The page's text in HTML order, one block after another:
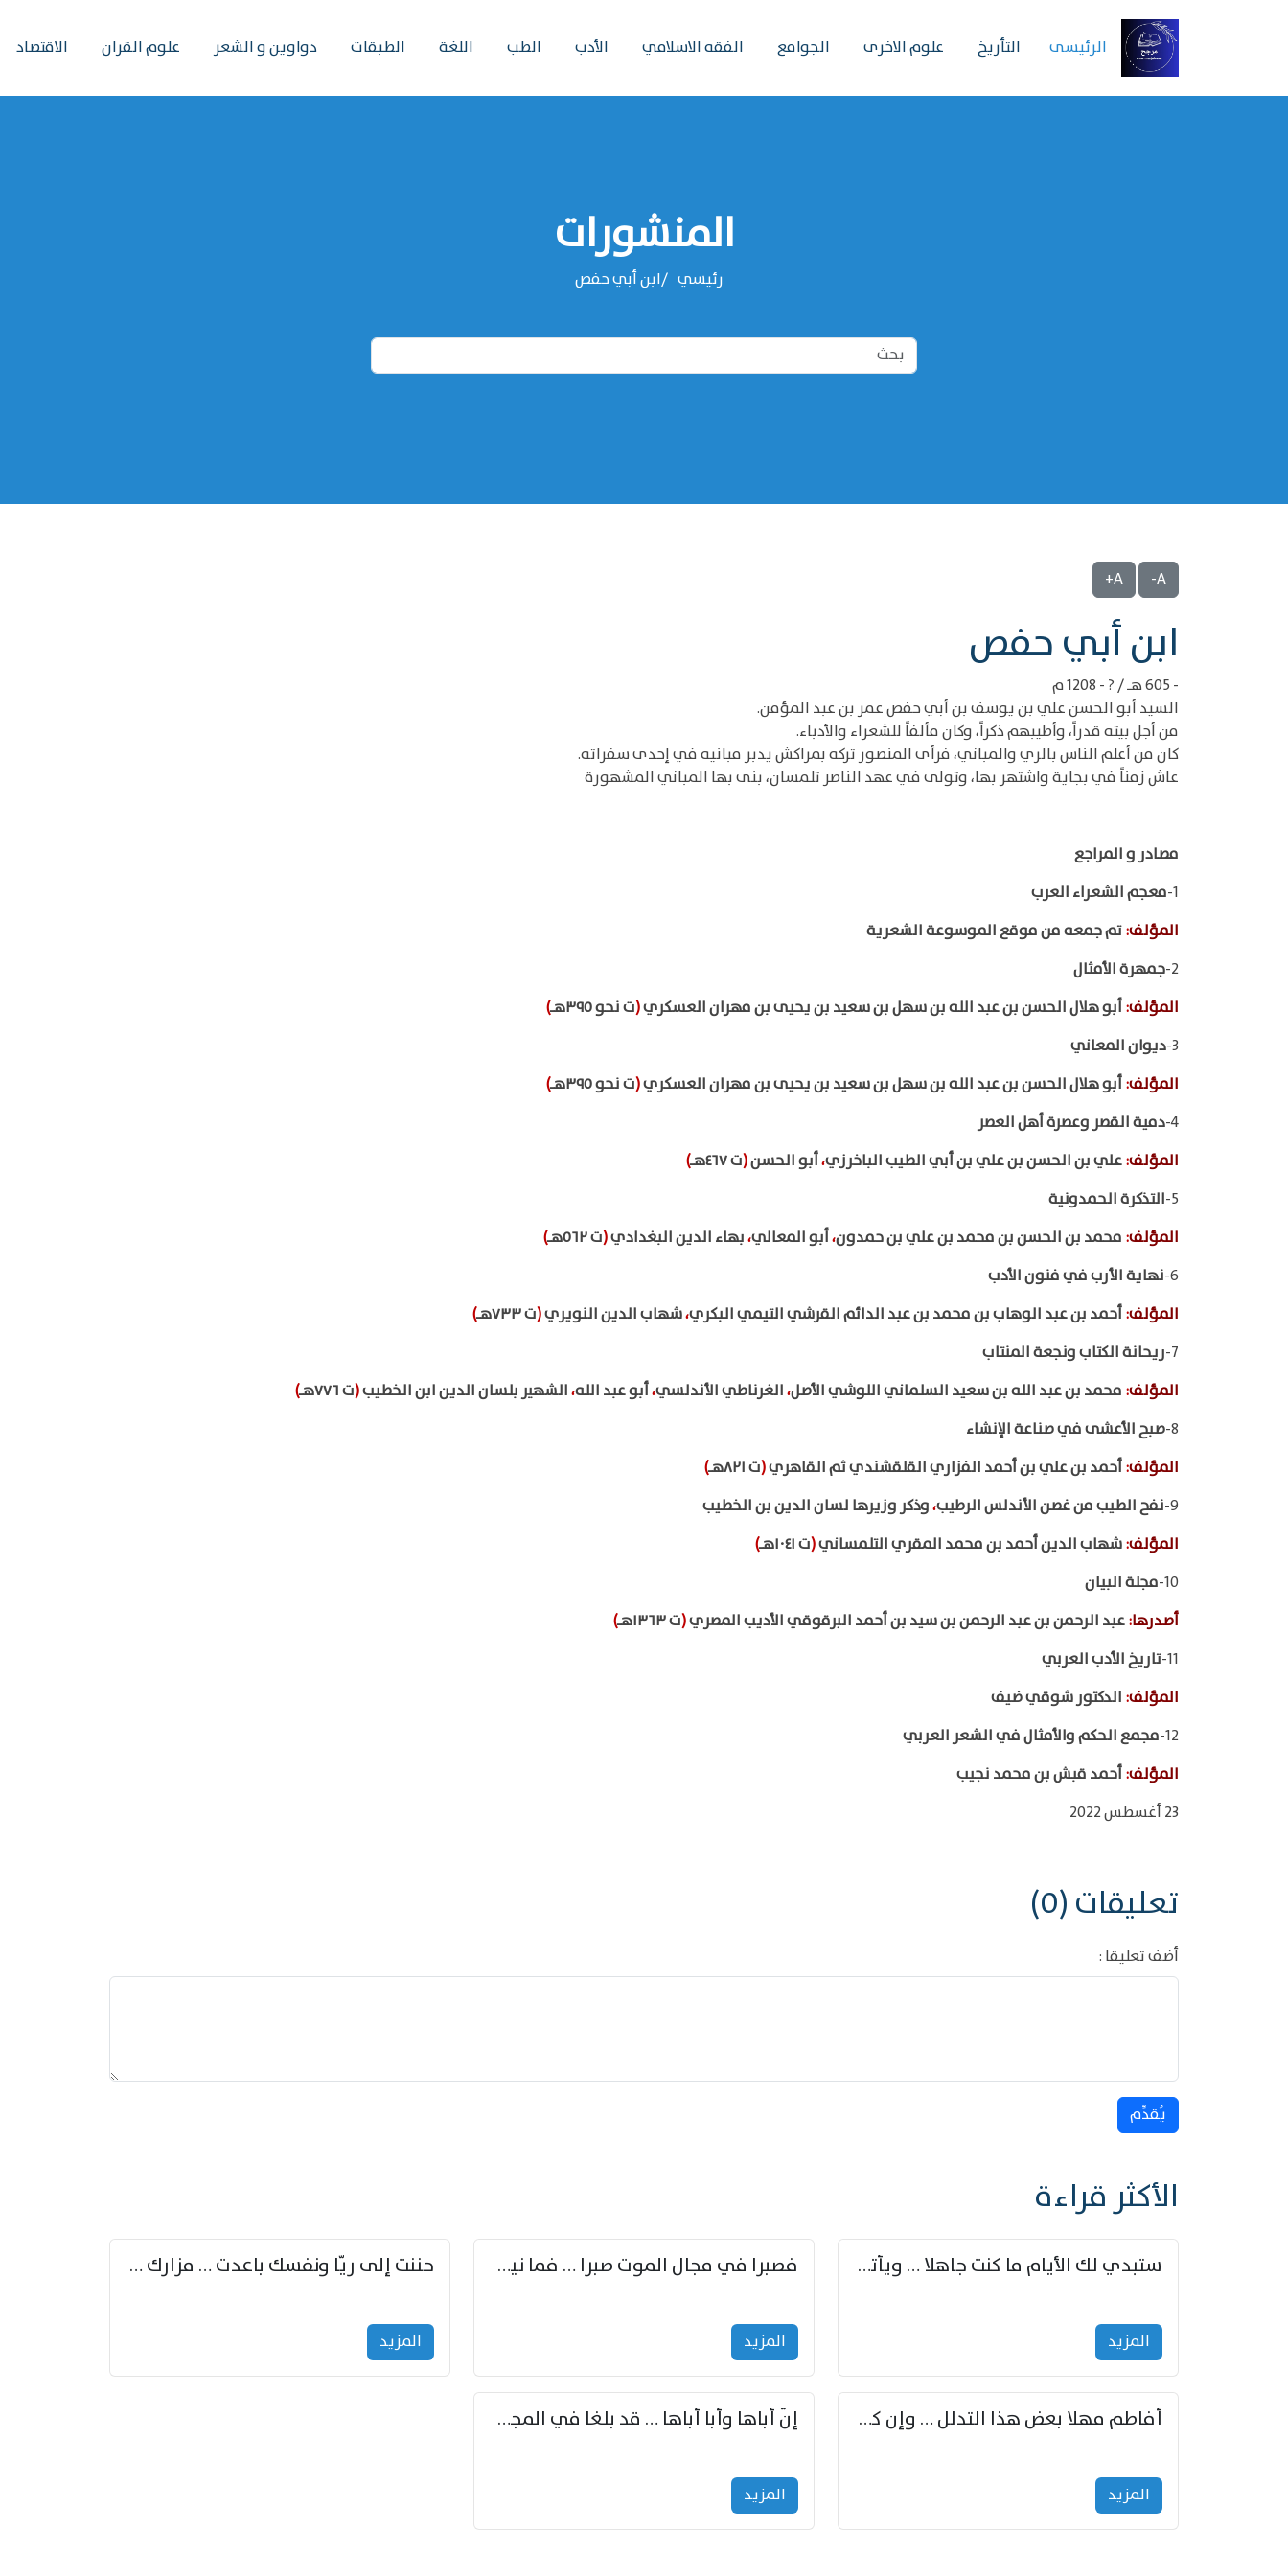
الرئیسی التأريخ علوم الاخرى الجوامع الفقه الاسلامي الأدب الطب اللغة الطبقات دواوين و الشعر علوم القران الاقتصاد
المنشورات
رئيسي ‌‌ابن أبي حفص
A-
A+
‌‌ابن أبي حفص
- 605 هـ / ? - 1208 م
السيد أبو الحسن علي بن يوسف بن أبي حفص عمر بن عبد المؤمن.
من أجل بيته قدراً، وأطيبهم ذكراً، وكان مألفاً للشعراء والأدباء.
كان من أعلم الناس بالري والمباني، فرأى المنصور تركه بمراكش يدبر مبانيه في إحدى سفراته.
عاش زمناً في بجاية واشتهر بها، وتولى في عهد الناصر تلمسان، بنى بها المباني المشهورة
مصادر و المراجع
1- معجم الشعراء العرب
المؤلف:تم جمعه من موقع الموسوعة الشعرية
2- جمهرة الأمثال
المؤلف:أبو هلال الحسن بن عبد الله بن سهل بن سعيد بن يحيى بن مهران العسكري(ت نحو ٣٩٥هـ
)
3- ديوان المعاني
المؤلف:أبو هلال الحسن بن عبد الله بن سهل بن سعيد بن يحيى بن مهران العسكري(ت نحو ٣٩٥هـ
)
4- دمية القصر وعصرة أهل العصر
المؤلف:علي بن الحسن بن علي بن أبي الطيب الباخرزي،أبو الحسن(ت ٤٦٧هـ
)
5- التذكرة الحمدونية
المؤلف: محمد بن الحسن بن محمد بن علي بن حمدون،أبو المعالي،بهاء الدين البغدادي(ت ٥٦٢هـ
)
6- نهاية الأرب في فنون الأدب
المؤلف:أحمد بن عبد الوهاب بن محمد بن عبد الدائم القرشي التيمي البكري،شهاب الدين النويري(ت ٧٣٣هـ
)
7- ريحانة الكتاب ونجعة المنتاب
المؤلف: محمد بن عبد الله بن سعيد السلماني اللوشي الأصل،الغرناطي الأندلسي،أبو عبد الله،الشهير بلسان الدين ابن الخطيب(ت ٧٧٦هـ
)
8- صبح الأعشى في صناعة الإنشاء
المؤلف:أحمد بن علي بن أحمد الفزاري القلقشندي ثم القاهري(ت ٨٢١هـ
)
9- نفح الطيب من غصن الأندلس الرطيب،وذكر وزيرها لسان الدين بن الخطيب
المؤلف:شهاب الدين أحمد بن محمد المقري التلمساني(ت ١٠٤١هـ
)
10- مجلة البيان
أصدرها:عبد الرحمن بن عبد الرحمن بن سيد بن أحمد البرقوقي الأديب المصري(ت ١٣٦٣هـ
)
11- تاريخ الأدب العربي
المؤلف: الدكتور شوقي ضيف
12- مجمع الحكم والأمثال في الشعر العربي
المؤلف:أحمد قبش بن محمد نجيب
23 أغسطس 2022
تعليقات (0)
أضف تعليقا :
يُقدِّم
الأكثر قراءة
ستبدي لك الأيام ما كنت جاهلا … ويأتيك بالأخبار من لم تزوّد
المزید
فصبرا في مجال الموت صبرا … فما نيل الخلود بمستطاع
المزید
حننت إلى ريّا ونفسك باعدت … مزارك من ريّا وشعباكما معا
المزید
أفاطم مهلا بعض هذا التدلل … وإن كنت قد أزمعت صرمي فأجملي
المزید
إنّ أباها وأبا أباها … قد بلغا في المجد غايتاها
المزید